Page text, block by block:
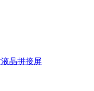
液晶拼接屏